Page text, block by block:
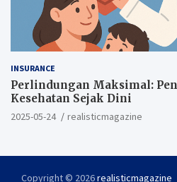
INSURANCE
Perlindungan Maksimal:
Kesehatan Sejak Dini
2025-05-24 realisticmagazine
Copyright © 2026realisticmagazine